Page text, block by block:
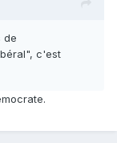
de
c'est